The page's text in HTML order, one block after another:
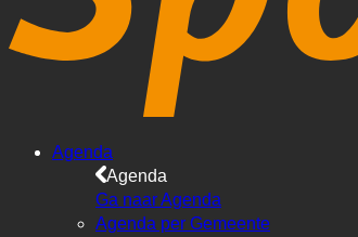
Agenda
Agenda
Ga naar Agenda
Agenda per Gemeente